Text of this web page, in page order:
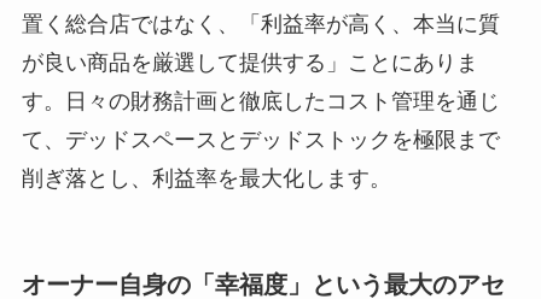
置く総合店ではなく、「利益率が高く、本当に質
が良い商品を厳選して提供する」ことにありま
す。日々の財務計画と徹底したコスト管理を通じ
て、デッドスペースとデッドストックを極限まで
削ぎ落とし、利益率を最大化します。
オーナー自身の「幸福度」という最大のアセ